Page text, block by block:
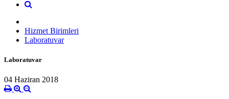
Hizmet Birimleri
Laboratuvar
Laboratuvar
04 Haziran 2018